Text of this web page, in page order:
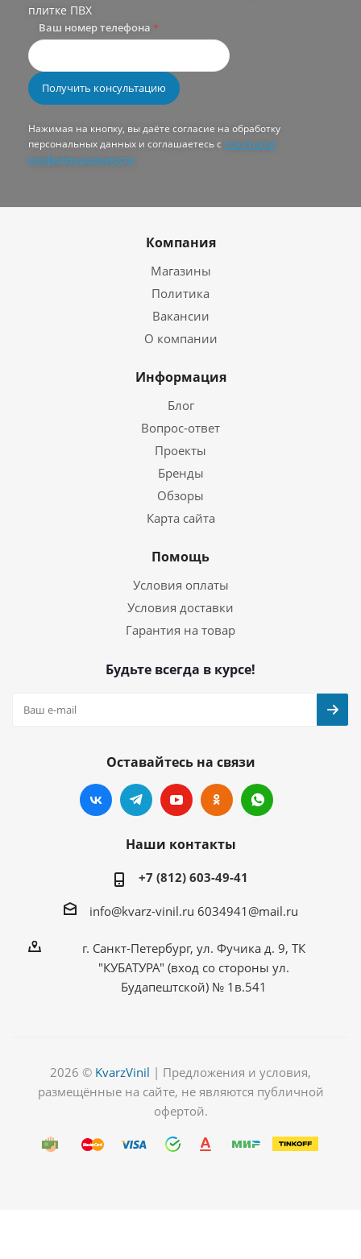
плитке ПВХ
Ваш номер телефона *
Нажимая на кнопку, вы даёте согласие на обработку
персональных данных и соглашаетесь с политикой
конфиденциальности
Компания
Магазины
Политика
Вакансии
О компании
Информация
Блог
Вопрос-ответ
Проекты
Бренды
Обзоры
Карта сайта
Помощь
Условия оплаты
Условия доставки
Гарантия на товар
Будьте всегда в курсе!
Оставайтесь на связи
Наши контакты
+7 (812) 603-49-41
info@kvarz-vinil.ru 6034941@mail.ru
г. Санкт-Петербург, ул. Фучика д. 9, ТК
"КУБАТУРА" (вход со стороны ул.
Будапештской) № 1в.541
2026 © KvarzVinil | Предложения и условия,
размещённые на сайте, не являются публичной
офертой.